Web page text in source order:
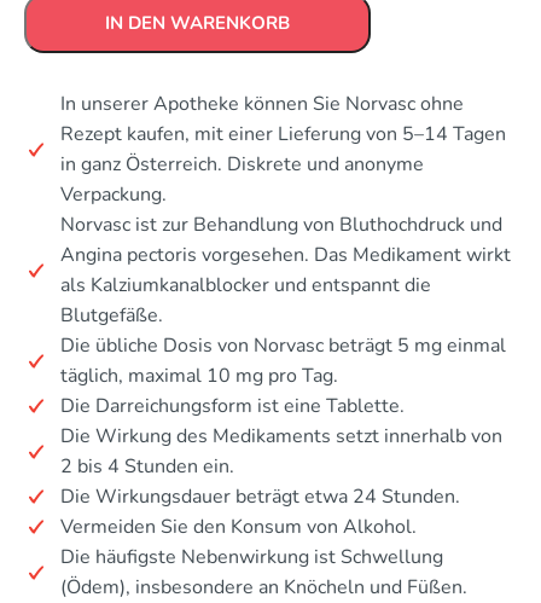
IN DEN WARENKORB
In unserer Apotheke können Sie Norvasc ohne
Rezept kaufen, mit einer Lieferung von 5–14 Tagen
in ganz Österreich. Diskrete und anonyme
Verpackung.
Norvasc ist zur Behandlung von Bluthochdruck und
Angina pectoris vorgesehen. Das Medikament wirkt
als Kalziumkanalblocker und entspannt die
Blutgefäße.
Die übliche Dosis von Norvasc beträgt 5 mg einmal
täglich, maximal 10 mg pro Tag.
Die Darreichungsform ist eine Tablette.
Die Wirkung des Medikaments setzt innerhalb von
2 bis 4 Stunden ein.
Die Wirkungsdauer beträgt etwa 24 Stunden.
Vermeiden Sie den Konsum von Alkohol.
Die häufigste Nebenwirkung ist Schwellung
(Ödem), insbesondere an Knöcheln und Füßen.